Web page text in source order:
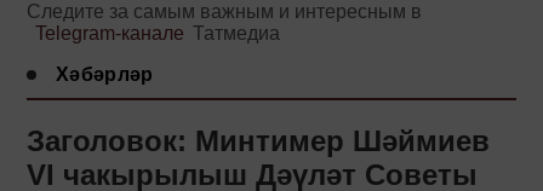
Следите за самым важным и интересным в
Telegram-канале Татмедиа
Хәбәрләр
Заголовок: Минтимер Шәймиев
VI чакырылыш Дәүләт Советы